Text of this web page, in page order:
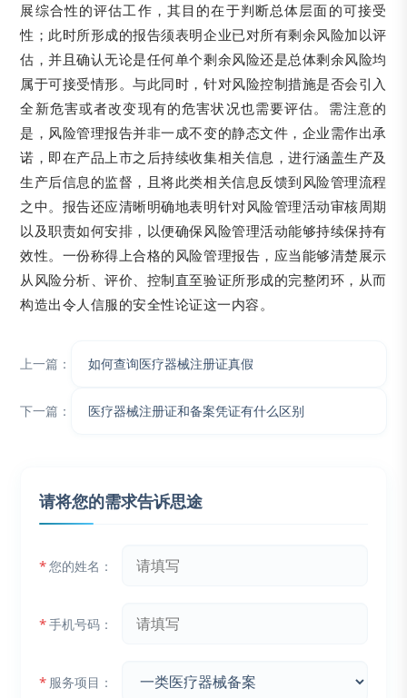
展综合性的评估工作，其目的在于判断总体层面的可接受
性；此时所形成的报告须表明企业已对所有剩余风险加以评
估，并且确认无论是任何单个剩余风险还是总体剩余风险均
属于可接受情形。与此同时，针对风险控制措施是否会引入
全新危害或者改变现有的危害状况也需要评估。需注意的
是，风险管理报告并非一成不变的静态文件，企业需作出承
诺，即在产品上市之后持续收集相关信息，进行涵盖生产及
生产后信息的监督，且将此类相关信息反馈到风险管理流程
之中。报告还应清晰明确地表明针对风险管理活动审核周期
以及职责如何安排，以便确保风险管理活动能够持续保持有
效性。一份称得上合格的风险管理报告，应当能够清楚展示
从风险分析、评价、控制直至验证所形成的完整闭环，从而
构造出令人信服的安全性论证这一内容。
上一篇： ​​如何查询医疗器械注册证真假​
下一篇： ​​医疗器械注册证和备案凭证有什么区别​
请将您的需求告诉思途
*您的姓名：
*手机号码：
* 服务项目：